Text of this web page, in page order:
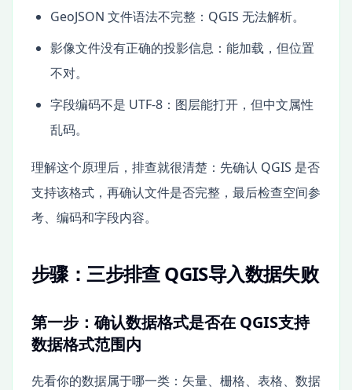
GeoJSON 文件语法不完整：QGIS 无法解析。
影像文件没有正确的投影信息：能加载，但位置
不对。
字段编码不是 UTF-8：图层能打开，但中文属性
乱码。
理解这个原理后，排查就很清楚：先确认 QGIS 是否
支持该格式，再确认文件是否完整，最后检查空间参
考、编码和字段内容。
步骤：三步排查 QGIS导入数据失败
第一步：确认数据格式是否在 QGIS支持
数据格式范围内
先看你的数据属于哪一类：矢量、栅格、表格、数据